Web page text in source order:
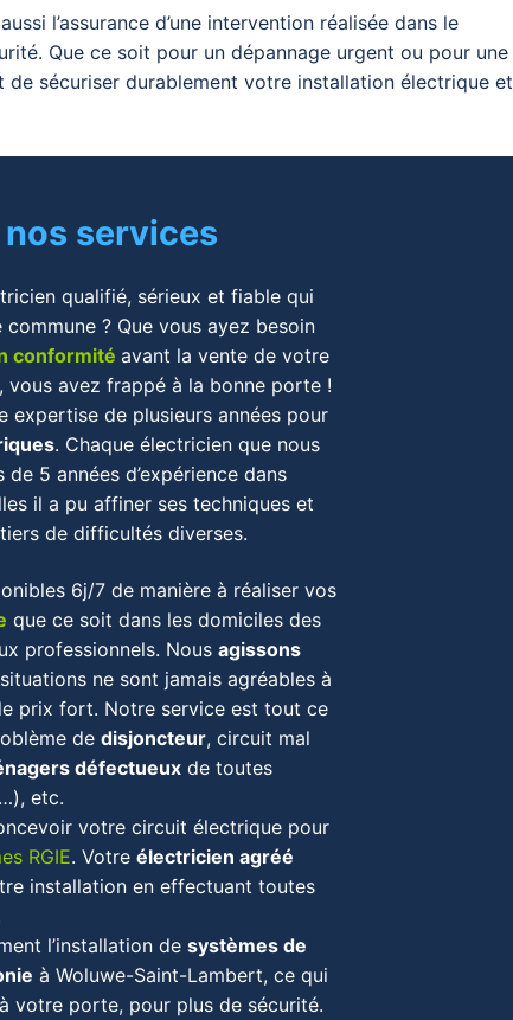
aussi l’assurance d’une intervention réalisée dans le
Que ce soit pour un dépannage urgent ou pour une
de sécuriser durablement votre installation électrique et
services
qualifié, sérieux et fiable qui
? Que vous ayez besoin
conformité avant la vente de votre
vous avez frappé à la bonne porte !
expertise de plusieurs années pour
. Chaque électricien que nous
5 années d’expérience dans
il a pu affiner ses techniques et
de difficultés diverses.
6j/7 de manière à réaliser vos
que ce soit dans les domiciles des
professionnels. Nous agissons
ne sont jamais agréables à
prix fort. Notre service est tout ce
de disjoncteur, circuit mal
défectueuxde toutes
etc.
votre circuit électrique pour
RGIE. Votre électricien agréé
installation en effectuant toutes
l’installation de systèmes de
à Woluwe-Saint-Lambert, ce qui
votre porte, pour plus de sécurité.